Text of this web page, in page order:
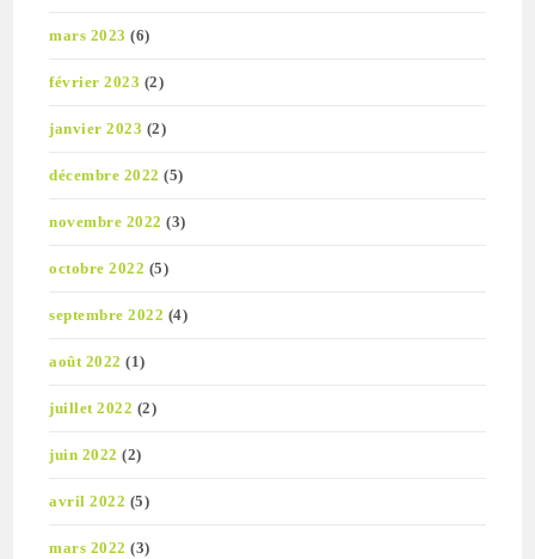
mars 2023 (6)
février 2023 (2)
janvier 2023 (2)
décembre 2022 (5)
novembre 2022 (3)
octobre 2022 (5)
septembre 2022 (4)
août 2022 (1)
juillet 2022 (2)
juin 2022 (2)
avril 2022 (5)
mars 2022 (3)